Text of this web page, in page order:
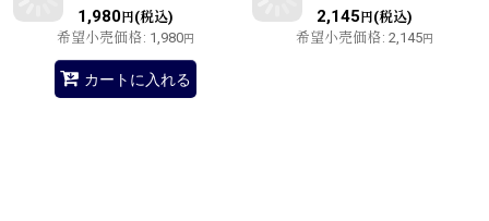
1,980円(税込)
希望小売価格: 1,980円
カートに入れる
2,145 円(税込)
希望小売価格: 2,145円